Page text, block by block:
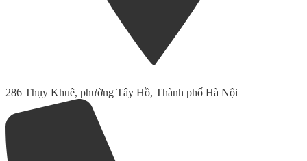
286 Thụy Khuê, phường Tây Hồ, Thành phố Hà Nội